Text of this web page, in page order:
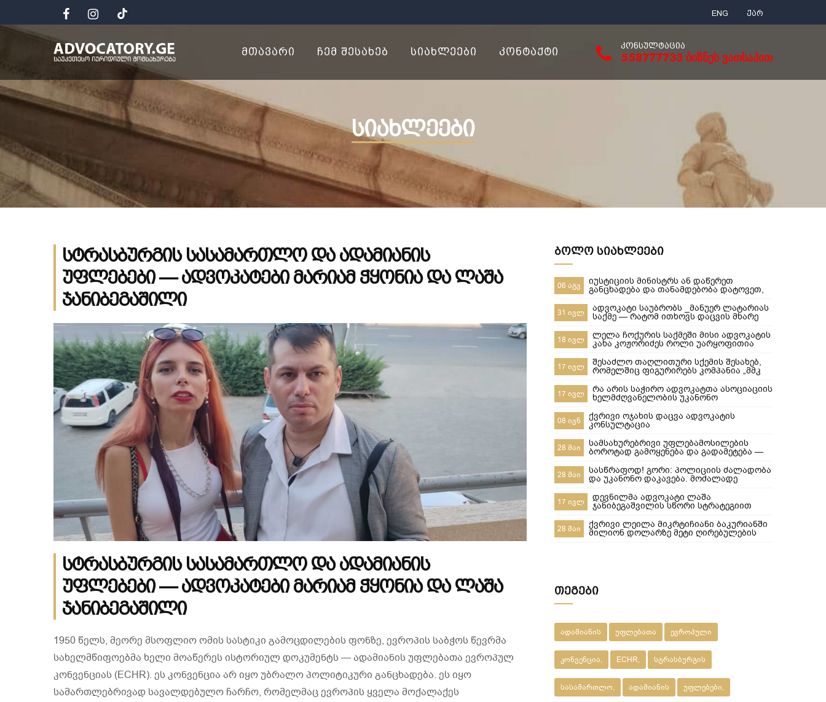
ENG ქარ
ᲛᲗᲐᲕᲐᲠᲘ ᲩᲔᲛ ᲨᲔᲡᲐᲮᲔᲑ ᲡᲘᲐᲮᲚᲔᲔᲑᲘ ᲙᲝᲜᲢᲐᲥᲢᲘ ᲙᲝᲜᲡᲣᲚᲢᲐᲪᲘᲐ
558777733 ბიზნეს ვათსაპით
სიახლეები
სტრასბურგის სასამართლო და ადამიანის
უფლებები — ადვოკატები მარიამ ჭყონია და ლაშა
ჯანიბეგაშილი
სტრასბურგის სასამართლო და ადამიანის
უფლებები — ადვოკატები მარიამ ჭყონია და ლაშა
ჯანიბეგაშილი
1950 წელს, მეორე მსოფლიო ომის სასტიკი გამოცდილების ფონზე, ევროპის საბჭოს წევრმა
სახელმწიფოებმა ხელი მოაწერეს ისტორიულ დოკუმენტს — ადამიანის უფლებათა ევროპულ
კონვენციას (ECHR). ეს კონვენცია არ იყო უბრალო პოლიტიკური განცხადება. ეს იყო
სამართლებრივად სავალდებულო ჩარჩო, რომელმაც ევროპის ყველა მოქალაქეს
ბოლო სიახლეები
06 აგვ იუსტიციის მინისტრს ან დაწერეთ
განცხადება და თანამდებობა დატოვეთ,
ან მიხედეთ საჯარო რეესტრის
თანამშრომლებს
31 ივლ ადვოკატი საუბრობს _მანუერ ლატარიას
საქმე — რატომ ითხოვს დაცვის მხარე
უდანაშაულო ცნობილ 10-წლიანი
განაჩენის გადახედვას
18 ივლ ლელა ჩოქურის საქმეში მისი ადვოკატის
კახა კოჟორიძეს როლი უარყოფითია
ლაშა ჯანიბეგაშვილი
17 ივლ შესაძლო თაღლითური სქემის შესახებ,
რომელშიც ფიგურირებს კომპანია „მმკ
ავტოლიზინგი“
17 ივლ რა არის საჭირო ადვოკატთა ასოციაციის
ხელმძღვანელობის უკანონო
ძალმომრეობით ძალადობების
შესაჩერებლად ?
08 ივნ ქვრივი ოჯახის დაცვა ადვოკატის
კონსულტაცია
28 მაი სამსახურებრივი უფლებამოსილების
ბოროტად გამოყენება და გადამეტება —
რა ხდება გორში და რა სასამართლო
პასუხისმგებლობა ეკისრება
პოლიციელებს
28 მაი სასწრაფოდ! გორი: პოლიციის ძალადობა
და უკანონო დაკავება. მოძალადე
პოლიციელები ყველანი დაუყოვნებლივ
სამსახურებიდან უნდა იქნეს გაშვებული
და პასუხისიგებაში მიცემული! ​ყველამ
უნდა ნახოს, რა ხდება რეალურად!
გორში,10-მა პოლიციელმა სასტიკად
სცემა მოქალაქე, ახლა კ
17 ივლ დევნილმა ადვოკატი ლაშა
ჯანიბეგაშვილის სწორი სტრატეგიით
დევნილთა სამინისტროს დავები მოუგო
28 მაი ქვრივი ლეილა მიკრტიჩიანი ბაკურიანში
მილიონ დოლარზე მეტი ღირებულების
სასტუმროს დაკარგვისგან თიბისი
თეგები
ადამიანის უფლებათა ევროპული
კონვენცია, ECHR, სტრასბურგის
სასამართლო, ადამიანის უფლებები,